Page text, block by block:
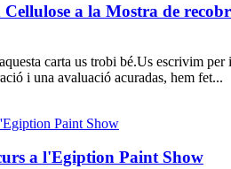
a la Mostra de
carta us trobi bé.Us escrivim
i una avaluació acuradas, hem fet...
a l'Egiption Paint Show